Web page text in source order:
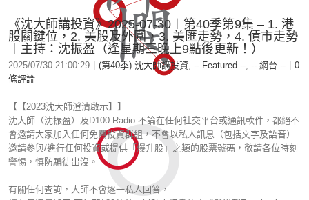
《沈大師講投資》2025-07-30︱第40季第9集 – 1. 港
股關鍵位，2. 美股及外圍，3. 美匯走勢，4. 債市走勢
︱主持：沈振盈（逢星期三晚上9點後更新！）
2025/07/30 21:00:29 (第40季) 沈大師講投資, -- Featured --, -- 網台 --
0
條評論
【【2023沈大師澄清啟示】】
沈大師（沈振盈）及D100 Radio 不論在任何社交平台或通訊軟件，都絕不
會邀請大家加入任何免費投資群組，不會以私人訊息（包括文字及語音）
邀請參與/進行任何投資或提供「爆升股」之類的股票號碼，敬請各位時刻
警惕，慎防騙徒出沒。
有關任何查詢，大師不會逐一私人回答，